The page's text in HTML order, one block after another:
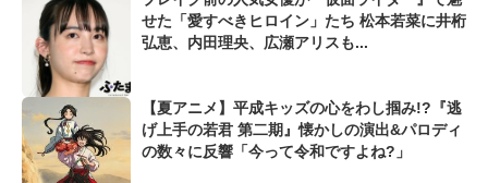
せた「愛すべきヒロイン」たち 松本若菜に井桁
弘恵、内田理央、広瀬アリスも...
【夏アニメ】平成キッズの心をわし掴み!?『逃
げ上手の若君 第二期』懐かしの演出&パロディ
の数々に反響「今って令和ですよね?」